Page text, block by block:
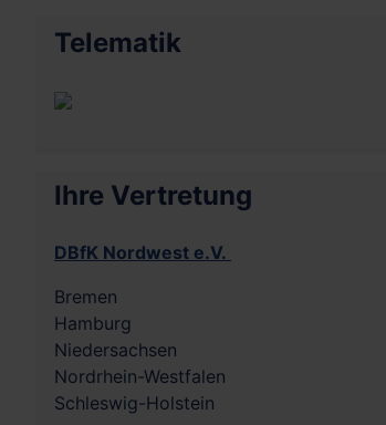
Telematik
Ihre Vertretung
DBfK Nordwest e.V.
Bremen
Hamburg
Niedersachsen
Nordrhein-Westfalen
Schleswig-Holstein